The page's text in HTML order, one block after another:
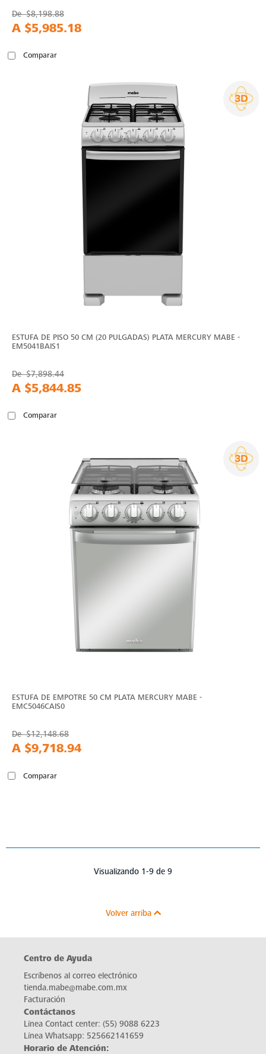
De$8,198.88
A $5,985.18
Comparar
ESTUFA DE PISO 50 CM (20 PULGADAS) PLATA MERCURY MABE -
EM5041BAIS1
De$7,898.44
A $5,844.85
Comparar
ESTUFA DE EMPOTRE 50 CM PLATA MERCURY MABE -
EMC5046CAIS0
De$12,148.68
A $9,718.94
Comparar
Visualizando 1-9 de 9
Volver arriba
Centro de Ayuda
Escríbenos al correo electrónico
tienda.mabe@mabe.com.mx
Facturación
Contáctanos
Línea Contact center: (55) 9088 6223
Línea Whatsapp: 525662141659
Horario de Atención: